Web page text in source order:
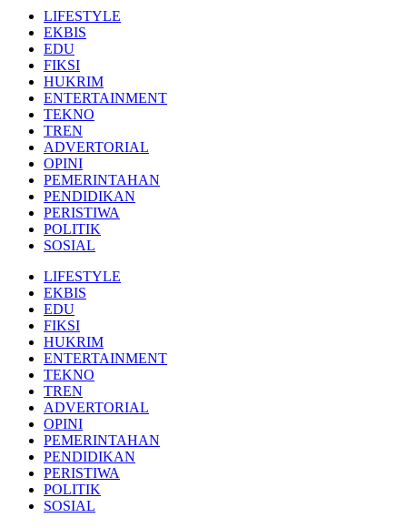
LIFESTYLE
EKBIS
EDU
FIKSI
HUKRIM
ENTERTAINMENT
TEKNO
TREN
ADVERTORIAL
OPINI
PEMERINTAHAN
PENDIDIKAN
PERISTIWA
POLITIK
SOSIAL
LIFESTYLE
EKBIS
EDU
FIKSI
HUKRIM
ENTERTAINMENT
TEKNO
TREN
ADVERTORIAL
OPINI
PEMERINTAHAN
PENDIDIKAN
PERISTIWA
POLITIK
SOSIAL